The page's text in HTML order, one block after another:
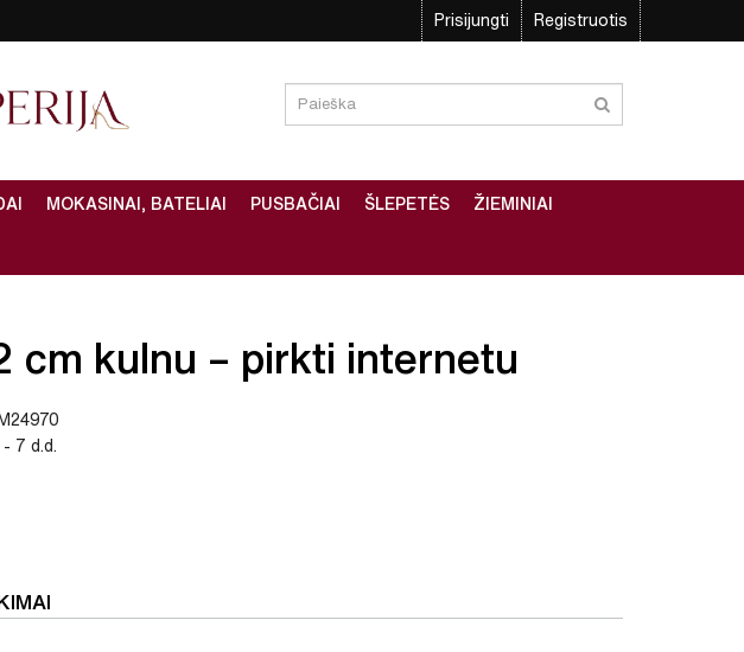
Prisijungti Registruotis
MOKASINAI, BATELIAI PUSBAČIAI ŠLEPETĖS ŽIEMINIAI
cm kulnu – pirkti internetu
7 d.d.